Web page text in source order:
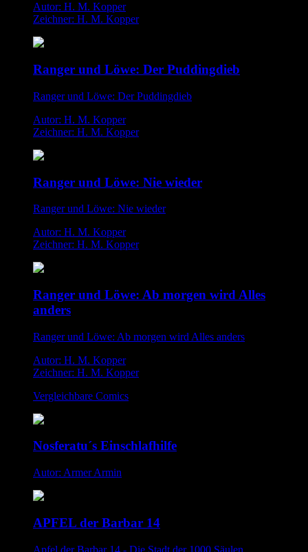
Autor: H. M. Kopper
Zeichner: H. M. Kopper
Ranger und Löwe: Der Puddingdieb
Ranger und Löwe: Der Puddingdieb
Autor: H. M. Kopper
Zeichner: H. M. Kopper
Ranger und Löwe: Nie wieder
Ranger und Löwe: Nie wieder
Autor: H. M. Kopper
Zeichner: H. M. Kopper
Ranger und Löwe: Ab morgen wird Alles
anders
Ranger und Löwe: Ab morgen wird Alles anders
Autor: H. M. Kopper
Zeichner: H. M. Kopper
Vergleichbare Comics
Nosferatu´s Einschlafhilfe
Autor: Armer Armin
APFEL der Barbar 14
Apfel der Barbar 14 - Die Stadt der 1000 Säulen